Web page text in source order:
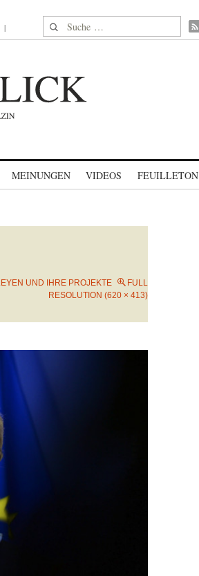
Suche nach:
MEINUNGEN VIDEOS FEUILLETON
UND IHRE PROJEKTE
FULL
RESOLUTION (620 × 413)